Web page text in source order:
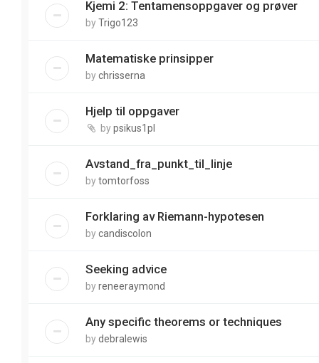
Kjemi 2: Tentamensoppgaver og prøver
byTrigo123
Matematiske prinsipper
bychrisserna
Hjelp til oppgaver
bypsikus1pl
Avstand_fra_punkt_til_linje
bytomtorfoss
Forklaring av Riemann-hypotesen
bycandiscolon
Seeking advice
byreneeraymond
Any specific theorems or techniques
bydebralewis